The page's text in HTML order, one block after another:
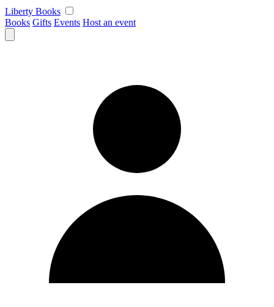
Skip
to
content
Liberty Books
Books Gifts Events Host an event